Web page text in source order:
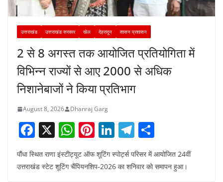
उत्तराखंड उत्तराखंड सरकार खेल देहरादून शासन प्रशासन
2 से 8 अगस्त तक आयोजित प्रतियोगिता में
विभिन्न राज्यों से आए 2000 से अधिक
निशानेबाजों ने किया प्रतिभाग
August 8, 2026 Dhanraj Garg
F
c
X W
at
Pi
nt
er
Li
n
k
T
el
e
h
ar
पौंधा स्थित राणा इंस्टीट्यूट ऑफ शूटिंग स्पोर्ट्स परिसर में आयोजित 24वीं
उत्तराखंड स्टेट शूटिंग चैंपियनशिप-2026 का शनिवार को समापन हुआ।